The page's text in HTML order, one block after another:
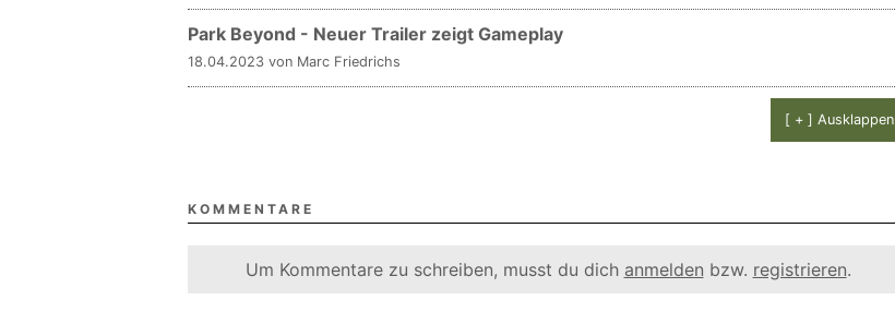
Park Beyond - Neuer Trailer zeigt Gameplay
18.04.2023 von Marc Friedrichs
[ + ] Ausklappen
KOMMENTARE
Um Kommentare zu schreiben, musst du dich anmelden bzw. registrieren.